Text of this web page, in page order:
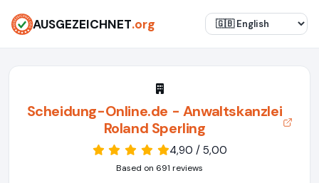
AUSGEZEICHNET.org
Scheidung-Online.de - Anwaltskanzlei
Roland Sperling
4,90 / 5,00
Based on 691 reviews